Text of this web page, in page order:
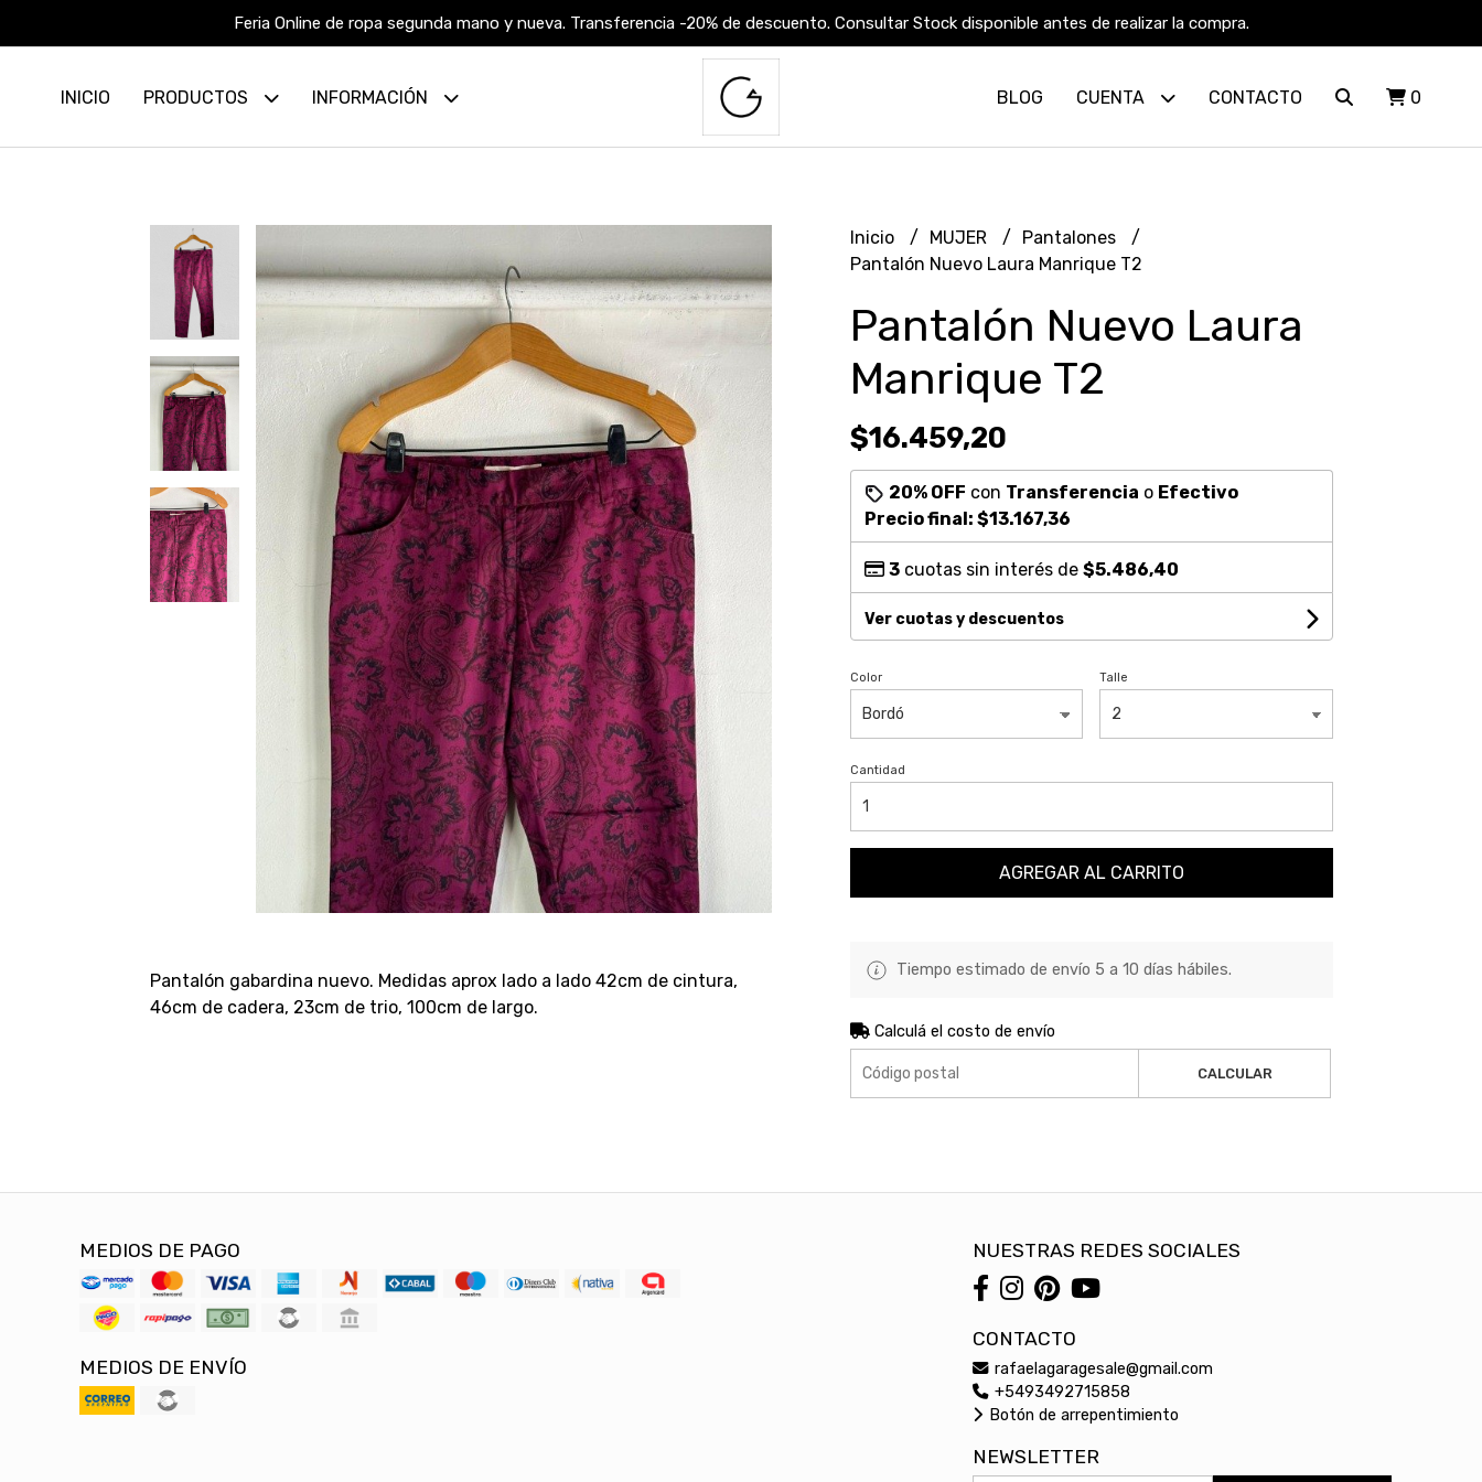
Feria Online de ropa segunda mano y nueva. Transferencia -20% de descuento. Consultar Stock disponible antes de realizar la compra.
INICIO PRODUCTOS INFORMACIÓN BLOG CUENTA CONTACTO 0
Pantalón gabardina nuevo. Medidas aprox lado a lado 42cm de cintura,
46cm de cadera, 23cm de trio, 100cm de largo.
Inicio MUJER
Pantalones
Pantalón Nuevo Laura Manrique T2
Pantalón Nuevo Laura
Manrique T2
$16.459,20
20% OFF con Transferencia o Efectivo
Precio final: $13.167,36
3cuotas sin interés de $5.486,40
Ver cuotas y descuentos
Color Talle
Cantidad
AGREGAR AL CARRITO
Tiempo estimado de envío 5 a 10 días hábiles.
Calculá el costo de envío
CALCULAR
MEDIOS DE PAGO
MEDIOS DE ENVÍO
NUESTRAS REDES SOCIALES
CONTACTO
rafaelagaragesale@gmail.com
+5493492715858
Botón de arrepentimiento
NEWSLETTER